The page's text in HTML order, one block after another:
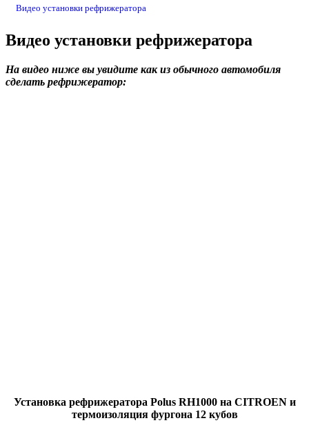
Видео установки рефрижератора
Видео установки рефрижератора
На видео ниже вы увидите как из обычного автомобиля
сделать рефрижератор:
Установка рефрижератора Polus RH1000 на CITROEN и
термоизоляция фургона 12 кубов